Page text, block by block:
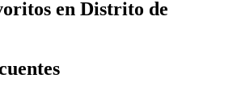
en Distrito de